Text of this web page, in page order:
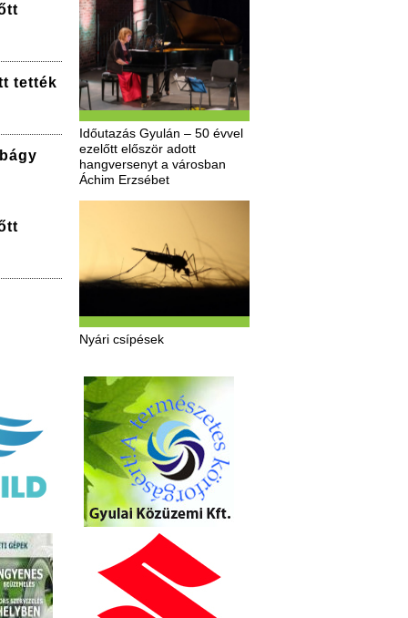
Időutazás Gyulán – 50 évvel
ezelőtt először adott
hangversenyt a városban
Áchim Erzsébet
Nyári csípések
tették